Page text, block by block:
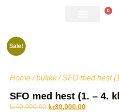
0
Sale!
Home/butikk/ SFO med hest
SFO med hest (1. – 4.
kr40,000.00 kr30,000.00